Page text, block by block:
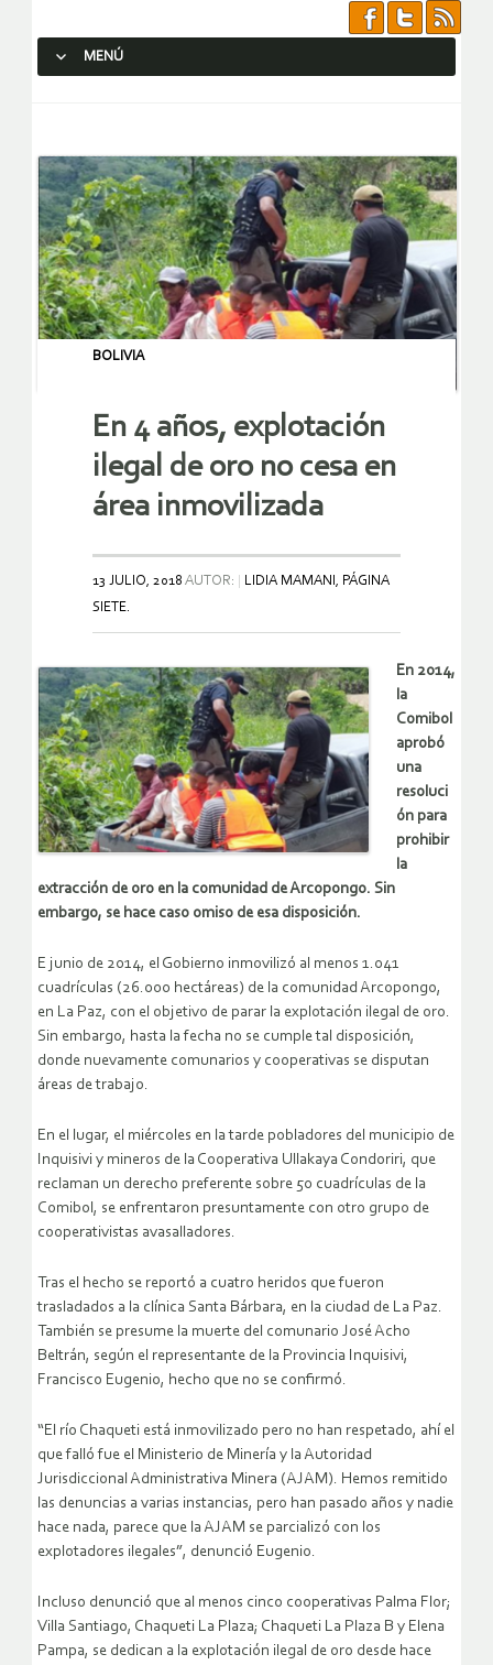
MENÚ
BOLIVIA
En 4 años, explotación
ilegal de oro no cesa en
área inmovilizada
13 JULIO, 2018 AUTOR:
LIDIA MAMANI, PÁGINA
SIETE.
En 2014,
la
Comibol
aprobó
una
resoluci
ón para
prohibir
la
extracción de oro en la comunidad de Arcopongo. Sin
embargo, se hace caso omiso de esa disposición.
E junio de 2014, el Gobierno inmovilizó al menos 1.041
cuadrículas (26.000 hectáreas) de la comunidad Arcopongo,
en La Paz, con el objetivo de parar la explotación ilegal de oro.
Sin embargo, hasta la fecha no se cumple tal disposición,
donde nuevamente comunarios y cooperativas se disputan
áreas de trabajo.
En el lugar, el miércoles en la tarde pobladores del municipio de
Inquisivi y mineros de la Cooperativa Ullakaya Condoriri, que
reclaman un derecho preferente sobre 50 cuadrículas de la
Comibol, se enfrentaron presuntamente con otro grupo de
cooperativistas avasalladores.
Tras el hecho se reportó a cuatro heridos que fueron
trasladados a la clínica Santa Bárbara, en la ciudad de La Paz.
También se presume la muerte del comunario José Acho
Beltrán, según el representante de la Provincia Inquisivi,
Francisco Eugenio, hecho que no se confirmó.
“El río Chaqueti está inmovilizado pero no han respetado, ahí el
que falló fue el Ministerio de Minería y la Autoridad
Jurisdiccional Administrativa Minera (AJAM). Hemos remitido
las denuncias a varias instancias, pero han pasado años y nadie
hace nada, parece que la AJAM se parcializó con los
explotadores ilegales”, denunció Eugenio.
Incluso denunció que al menos cinco cooperativas Palma Flor;
Villa Santiago, Chaqueti La Plaza; Chaqueti La Plaza B y Elena
Pampa, se dedican a la explotación ilegal de oro desde hace